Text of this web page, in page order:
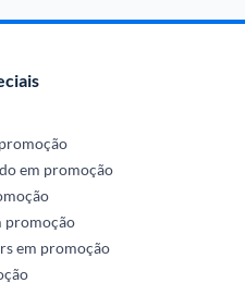
em promoção
promoção
em promoção